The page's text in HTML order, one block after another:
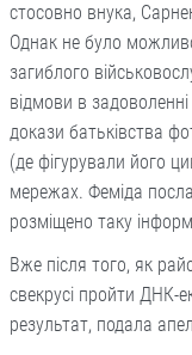
стосовно внука,
Однак не було
загиблого
відмови в
докази батьківства
(де фігурували його
мережах. Феміда
розміщено таку
Вже після того, як
свекрусі пройти ДНК-
результат, подала